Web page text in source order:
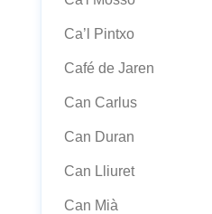
Ca’l Pintxo
Café de Jaren
Can Carlus
Can Duran
Can Lliuret
Can Mià